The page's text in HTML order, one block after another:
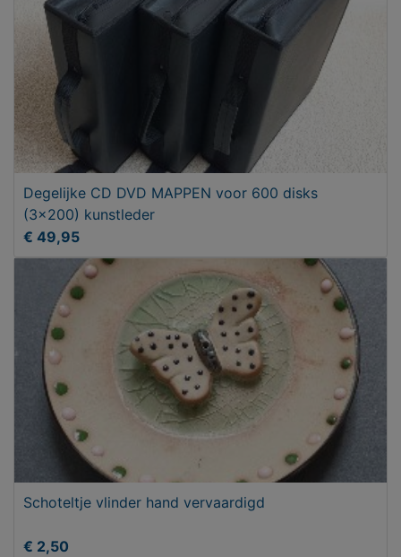
Degelijke CD DVD MAPPEN voor 600 disks
(3x200) kunstleder
€ 49,95
Schoteltje vlinder hand vervaardigd
€ 2,50